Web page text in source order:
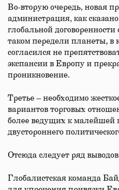
Во-вторую очередь, новая
администрация, как
глобальной
таком передели планеты, в
согласился не
экспансии в Европу и
проникновение.
Третье – необходимо
вариантов торговых
более ведущих к малейшей
двустороннего
Отсюда следует ряд
Глобалистская команда